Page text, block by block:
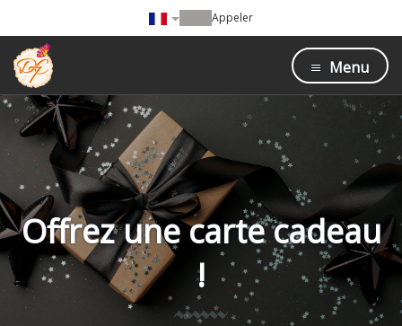
Appeler
Menu
Offrez une carte cadeau
!